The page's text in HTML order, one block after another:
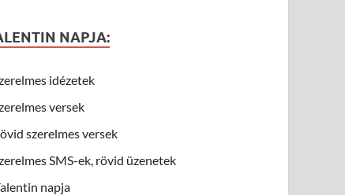
NAPJA:
idézetek
versek
szerelmes versek
SMS-ek, rövid üzenetek
napja